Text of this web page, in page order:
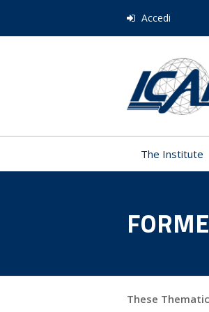
Accedi
The Institute
These